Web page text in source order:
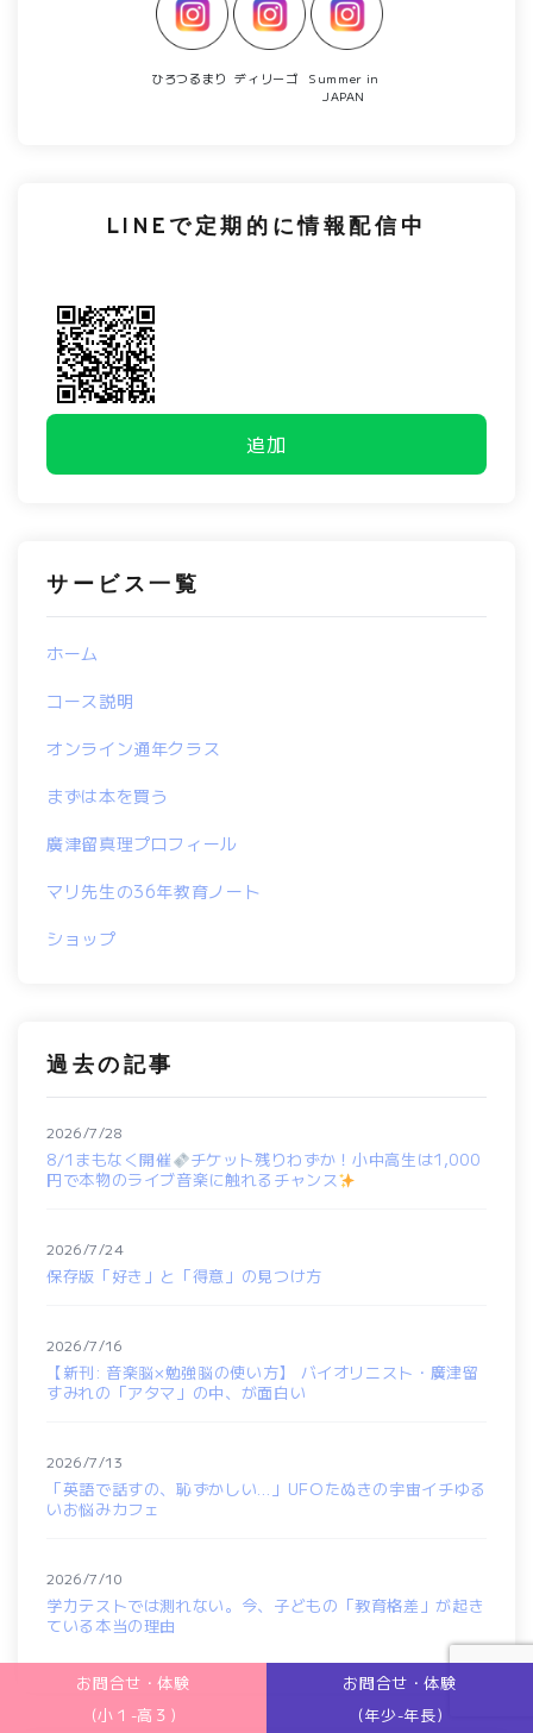
ひろつるまり ディリーゴ
Summer in
JAPAN
LINEで定期的に情報配信中
追加
サービス一覧
ホーム
コース説明
オンライン通年クラス
まずは本を買う
廣津留真理プロフィール
マリ先生の36年教育ノート
ショップ
過去の記事
8/1まもなく開催
チケット残りわずか！小中高生は1,000
円で本物のライブ音楽に触れるチャンス
2026/7/28
保存版「好き」と「得意」の見つけ方
2026/7/24
【新刊: 音楽脳×勉強脳の使い方】 バイオリニスト・廣津留
すみれの「アタマ」の中、が面白い
2026/7/16
「英語で話すの、恥ずかしい…」UFOたぬきの宇宙イチゆる
いお悩みカフェ
2026/7/13
学力テストでは測れない。今、子どもの「教育格差」が起き
ている本当の理由
2026/7/10
お問合せ・体験
(小１-高３)
お問合せ・体験
(年少-年長)